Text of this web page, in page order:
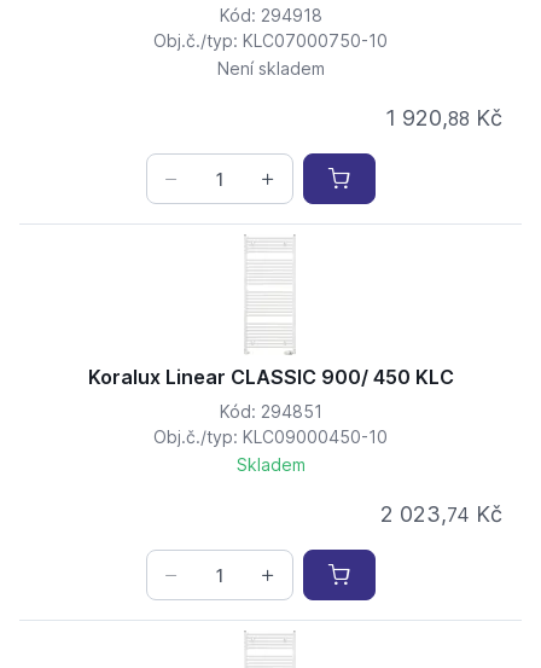
Kód: 294918
Obj.č./typ: KLC07000750-10
Není skladem
1 920,88 Kč
Koralux Linear CLASSIC 900/ 450 KLC
Kód: 294851
Obj.č./typ: KLC09000450-10
Skladem
2 023,74 Kč